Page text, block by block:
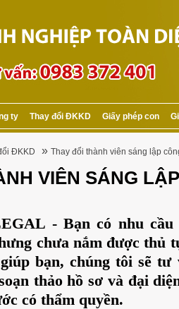
ty Thay đổi ĐKKD Giấy phép con
ĐKKD » Thay đổi thành viên sáng lập
VIÊN SÁNG
- Bạn có nhu cầu
chưa nắm được thủ
bạn, chúng tôi sẽ tư
thảo hồ sơ và đại
có thẩm quyền.